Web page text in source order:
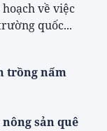
về việc
quốc...
trồng nấm
sản quê